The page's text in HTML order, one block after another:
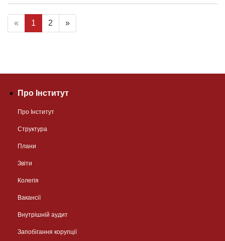
« 1 2 »
Про Інститут
Про Інститут
Структура
Плани
Звіти
Колегія
Вакансії
Внутрішній аудит
Запобігання корупції